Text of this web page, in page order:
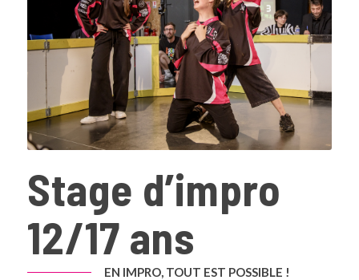
Stage d’impro
12/17 ans
EN IMPRO, TOUT EST POSSIBLE !